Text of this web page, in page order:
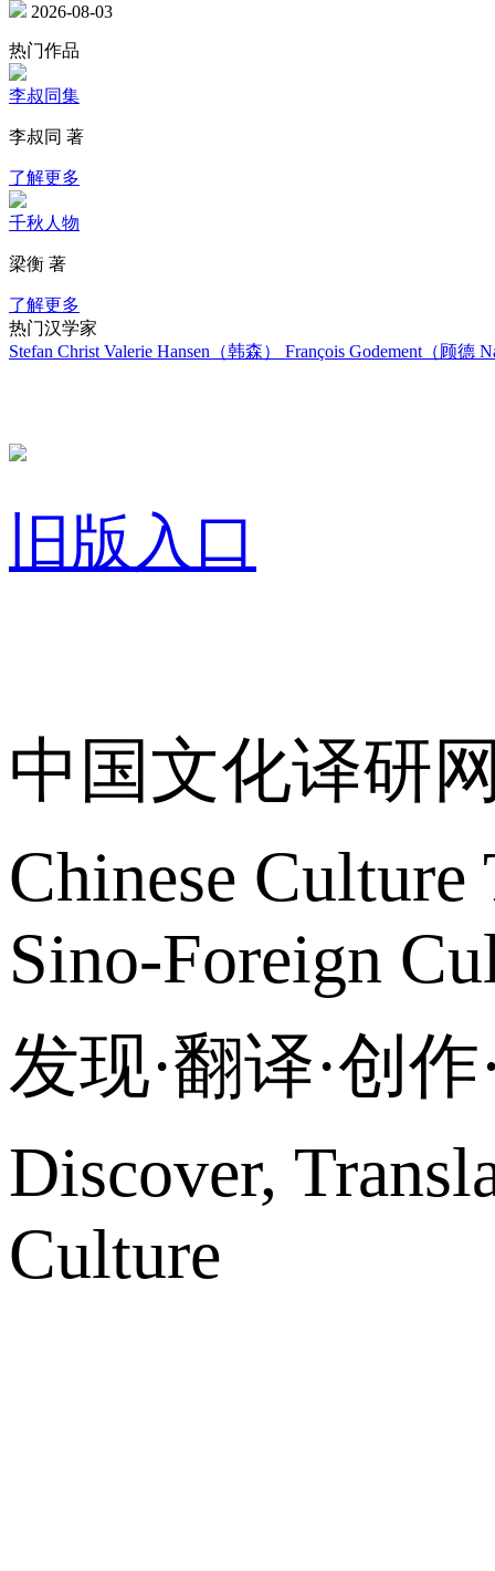
2026-08-03
热门作品
李叔同集
李叔同 著
了解更多
千秋人物
梁衡 著
了解更多
热门汉学家
Stefan Christ Valerie Hansen（韩森） François Godement（顾德
旧版入口
中国文化译研
Chinese
Sino-Foreign
发现·翻译·创
Discover,
Culture